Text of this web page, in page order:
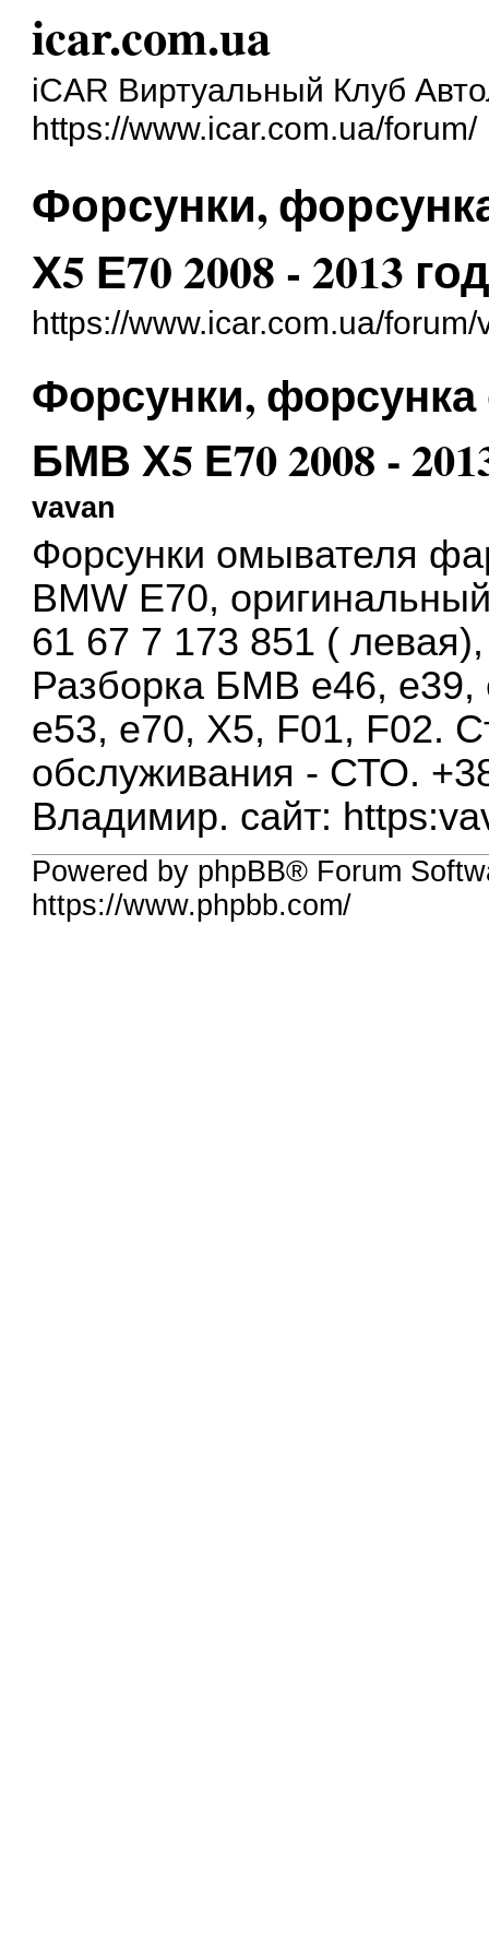
icar.com.ua
iCAR Виртуальный Клуб
https://www.icar.com.ua/forum/
Форсунки,
Х5 Е70 2008 - 2013
https://www.icar.com.ua/
Форсунки,
БМВ Х5 Е70 2008 -
vavan
Форсунки омывателя
BMW E70,
61 67 7 173 851 (
Разборка БМВ е46, е39,
е53, е70, Х5, F01, F02.
обслуживания - СТО.
Владимир. сайт:
Powered by phpBB® Forum
https://www.phpbb.com/